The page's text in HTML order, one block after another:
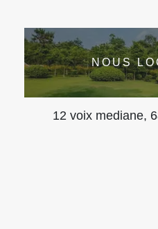
NOUS
12 voix mediane,